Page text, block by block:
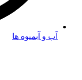
آب و آبمیوه ها